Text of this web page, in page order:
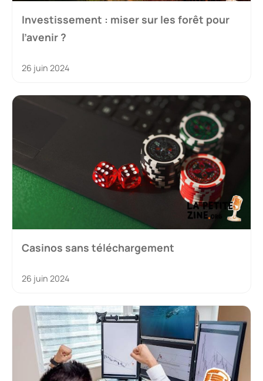
Investissement : miser sur les forêt pour
l’avenir ?
26 juin 2024
Casinos sans téléchargement
26 juin 2024